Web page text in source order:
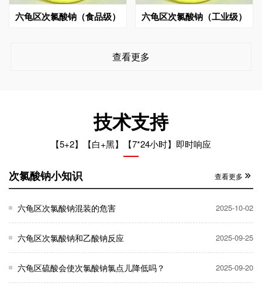
六龟区次氯酸钠（食品级） 六龟区次氯酸钠（工业级）
查看更多
技术支持
【5+2】【白+黑】【7*24小时】即时响应
次氯酸钠小知识 查看更多
六龟区次氯酸钠混装的危害 2025-10-02
六龟区次氯酸钠和乙酸钠反应 2025-09-25
六龟区硫酸会使次氯酸钠氯点儿降低吗？ 2025-09-20